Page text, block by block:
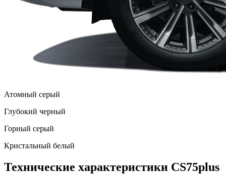
Атомный серый
Глубокий черный
Горный серый
Кристальный белый
Технические характеристики CS75plus